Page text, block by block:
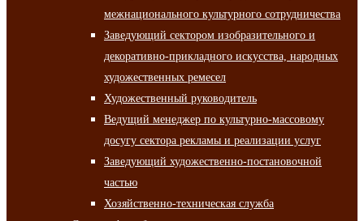
межнационального культурного сотрудничества
Заведующий сектором изобразительного и
декоративно-прикладного искусства, народных
художественных ремесел
Художественный руководитель
Ведущий менеджер по культурно-массовому
досугу сектора рекламы и реализации услуг
Заведующий художественно-постановочной
частью
Хозяйственно-техническая служба